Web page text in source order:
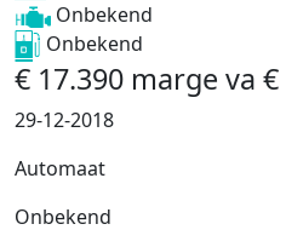
Onbekend
Onbekend
€ 17.390 marge va €
29-12-2018
Automaat
Onbekend